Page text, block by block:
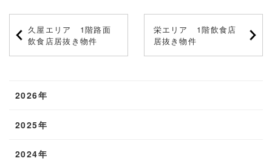
久屋エリア 1階路面
飲食店居抜き物件
栄エリア 1階飲食店
居抜き物件
2026年
2025年
2024年